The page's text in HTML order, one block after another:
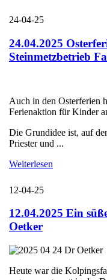
24-04-25
24.04.2025
Steinmetzbetrieb
Auch in den Osterferien
Ferienaktion für Kinder
Die Grundidee ist, auf
Priester und ...
Weiterlesen
12-04-25
12.04.2025 Ein
Oetker
Heute war die